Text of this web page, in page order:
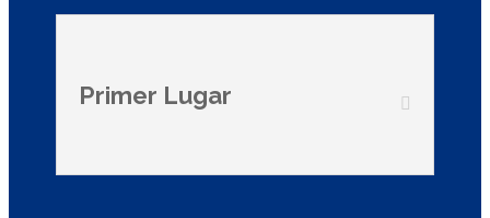
Primer Lugar